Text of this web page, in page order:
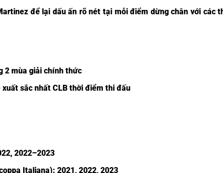
để lại dấu ấn rõ nét tại mỗi điểm dừng chân với các
2 mùa giải chính thức
sắc nhất CLB thời điểm thi đấu
2022–2023
Italiana): 2021, 2022, 2023